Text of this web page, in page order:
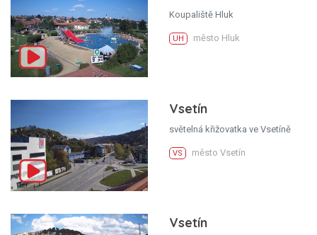
Koupaliště Hluk
UH město Hluk
Vsetín
světelná křižovatka ve Vsetíně
VS město Vsetín
Vsetín